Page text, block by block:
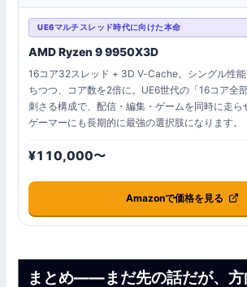
UE6マルチスレッド時代に向けた本命
AMD Ryzen 9 9950X3D
16コア32スレッド + 3D V-Cache。シングル性
ちつつ、コア数を2倍に。UE6世代の「16コア全
刺さる構成で、配信・編集・ゲームを同時に走ら
ゲーマーにも長期的に最強の選択肢になります。
¥110,000〜
Amazonで価格を見る
まとめ——まだ先の話だが、方